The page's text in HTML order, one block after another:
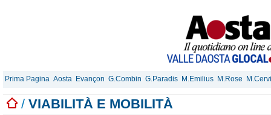
Prima Pagina Aosta Evançon G.Combin G.Paradis M.Emilius M.Rose
/ VIABILITÀ E MOBILITÀ